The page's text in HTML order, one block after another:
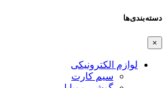
دسته‌بندی‌ها
×
لوازم الکترونیکی
سیم کارت